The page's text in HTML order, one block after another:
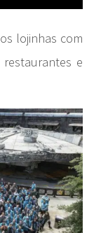
lojinhas com
e